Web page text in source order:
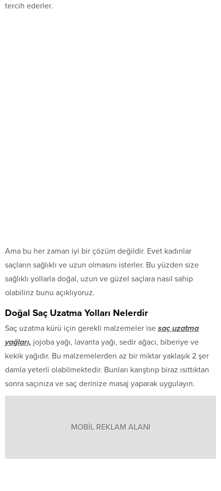
tercih ederler.
Ama bu her zaman iyi bir çözüm değildir. Evet kadınlar
saçların sağlıklı ve uzun olmasını isterler. Bu yüzden size
sağlıklı yollarla doğal, uzun ve güzel saçlara nasıl sahip
olabiliriz bunu açıklıyoruz.
Doğal Saç Uzatma Yolları Nelerdir
Saç uzatma kürü için gerekli malzemeler ise saç uzatma
yağları, jojoba yağı, lavanta yağı, sedir ağacı, biberiye ve
kekik yağıdır. Bu malzemelerden az bir miktar yaklaşık 2 şer
damla yeterli olabilmektedir. Bunları karıştırıp biraz ısıttıktan
sonra saçınıza ve saç derinize masaj yaparak uygulayın.
MOBİL REKLAM ALANI